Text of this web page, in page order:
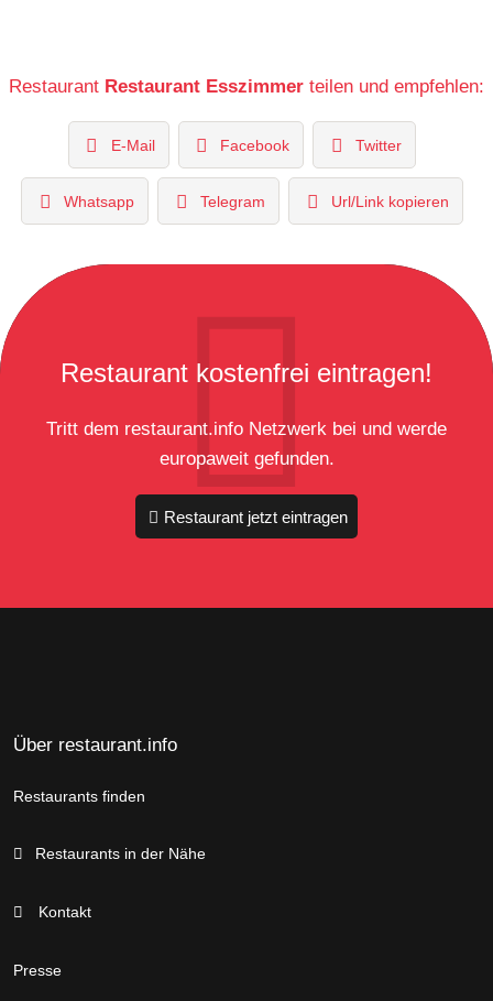
Restaurant Restaurant Esszimmer teilen und empfehlen:
E-Mail Facebook Twitter
Whatsapp Telegram Url/Link kopieren
Restaurant kostenfrei eintragen!
Tritt dem restaurant.info Netzwerk bei und werde
europaweit gefunden.
Restaurant jetzt eintragen
Über restaurant.info
Restaurants finden
Restaurants in der Nähe
Kontakt
Presse